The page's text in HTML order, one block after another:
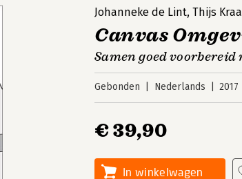
Johanneke de Lint, Thijs
Canvas
Samen goed
Gebonden Nederlands 2017
€ 39,90
In winkelwagen